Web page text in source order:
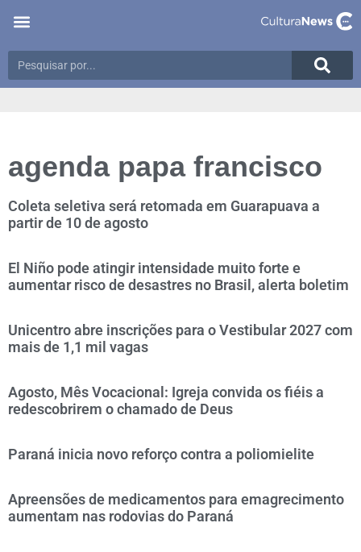
agenda papa francisco
Coleta seletiva será retomada em Guarapuava a
partir de 10 de agosto
El Niño pode atingir intensidade muito forte e
aumentar risco de desastres no Brasil, alerta boletim
Unicentro abre inscrições para o Vestibular 2027 com
mais de 1,1 mil vagas
Agosto, Mês Vocacional: Igreja convida os fiéis a
redescobrirem o chamado de Deus
Paraná inicia novo reforço contra a poliomielite
Apreensões de medicamentos para emagrecimento
aumentam nas rodovias do Paraná